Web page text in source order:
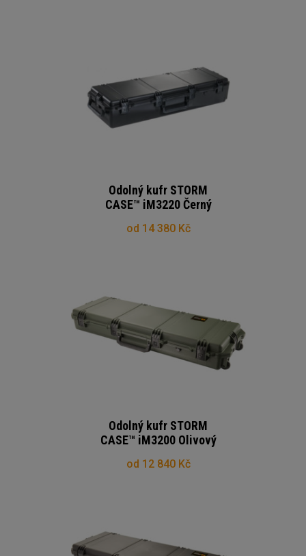
Odolný kufr STORM
CASE™ iM3220 Černý
od 14 380 Kč
Odolný kufr STORM
CASE™ iM3200 Olivový
od 12 840 Kč